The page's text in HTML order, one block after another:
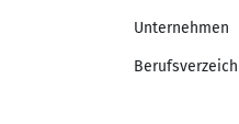
Unternehmen